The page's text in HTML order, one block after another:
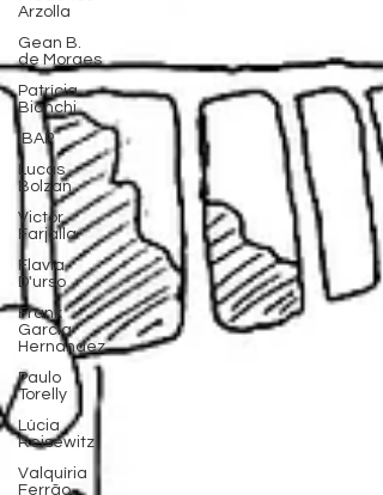
Arzolla
Gean B.
de Moraes
Patrícia
Bianchi
IBAP
Lucas
Bolzan
Victor
Farjalla
Flavia
D'urso
Frank
García
Hernandez
Paulo
Torelly
Lúcia
Reisewitz
Valquíria
Ferrão